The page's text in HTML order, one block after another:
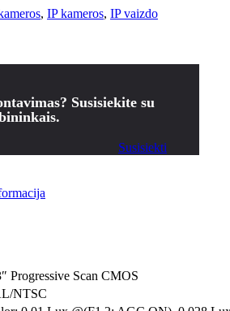
, IP kameros, IP vaizdo
Susisiekite su
Susisiekti
Progressive Scan CMOS
NTSC